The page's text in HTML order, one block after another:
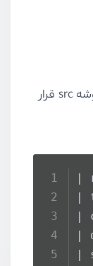
در ابتدا بیاید در مورد ساختار پوشه بندی پکیج صحبت کنیم. اکیداً توصیه می‌شود که از نام‌های که لاراول ارائه می‌دهد استفاده کنید، همچنین در این‌جا ما کنترلرها و مدل‌ها را در پوشه src قرار
|
|
|
|
|